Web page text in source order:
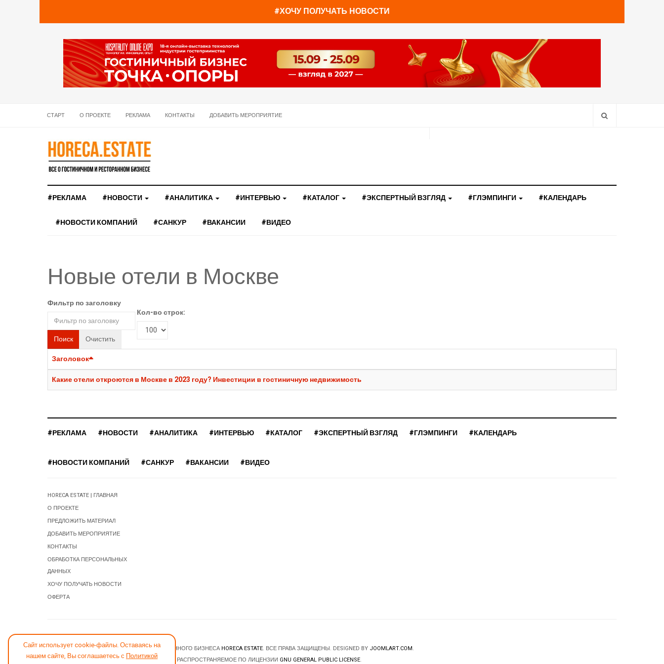
#ХОЧУ ПОЛУЧАТЬ НОВОСТИ
СТАРТ О ПРОЕКТЕ РЕКЛАМА КОНТАКТЫ ДОБАВИТЬ МЕРОПРИЯТИЕ
#РЕКЛАМА #НОВОСТИ #АНАЛИТИКА #ИНТЕРВЬЮ #КАТАЛОГ #ЭКСПЕРТНЫЙ ВЗГЛЯД #ГЛЭМПИНГИ #КАЛЕНДАРЬ
#НОВОСТИ КОМПАНИЙ #САНКУР #ВАКАНСИИ #ВИДЕО
Новые отели в Москве
Фильтр по заголовку
Поиск Очистить
Кол-во строк:
Заголовок
Какие отели откроются в Москве в 2023 году? Инвестиции в гостиничную недвижимость
Сайт использует cookie-файлы. Оставаясь на
нашем сайте, Вы соглашаетесь с Политикой
#РЕКЛАМА #НОВОСТИ #АНАЛИТИКА #ИНТЕРВЬЮ #КАТАЛОГ #ЭКСПЕРТНЫЙ ВЗГЛЯД #ГЛЭМПИНГИ #КАЛЕНДАРЬ
#НОВОСТИ КОМПАНИЙ #САНКУР #ВАКАНСИИ #ВИДЕО
HORECA ESTATE | ГЛАВНАЯ
О ПРОЕКТЕ
ПРЕДЛОЖИТЬ МАТЕРИАЛ
ДОБАВИТЬ МЕРОПРИЯТИЕ
КОНТАКТЫ
ОБРАБОТКА ПЕРСОНАЛЬНЫХ
ДАННЫХ
ХОЧУ ПОЛУЧАТЬ НОВОСТИ
ОФЕРТА
© 2026 НОВОСТИ ГОСТИНИЧНОГО И РЕСТОРАННОГО БИЗНЕСА HORECA ESTATE. ВСЕ ПРАВА ЗАЩИЩЕНЫ. DESIGNED BY JOOMLART.COM.
JOOMLA! CMS- ПРОГРАММНОЕ ОБЕСПЕЧЕНИЕ, РАСПРОСТРАНЯЕМОЕ ПО ЛИЦЕНЗИИ GNU GENERAL PUBLIC LICENSE.